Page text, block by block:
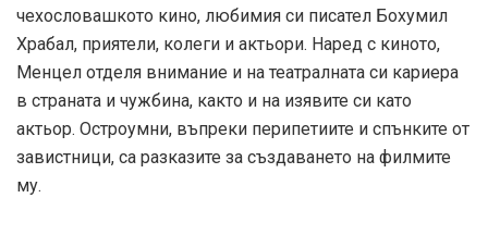
чехословашкото кино, любимия си писател Бохумил
Храбал, приятели, колеги и актьори. Наред с киното,
Менцел отделя внимание и на театралната си кариера
в страната и чужбина, както и на изявите си като
актьор. Остроумни, въпреки перипетиите и спънките от
завистници, са разказите за създаването на филмите
му.